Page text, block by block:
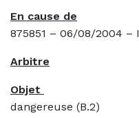
En cause de :
875851 – 06/08/2004 –
Arbitre :
Objet
:
dangereuse (B.2)